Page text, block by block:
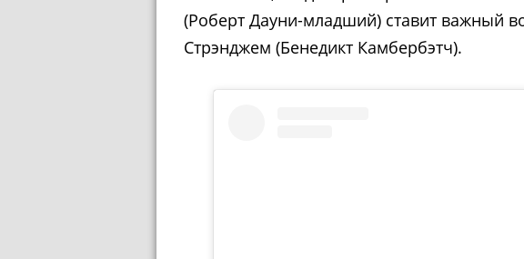
(Роберт Дауни-младший) ставит важный
Стрэнджем (Бенедикт Камбербэтч).